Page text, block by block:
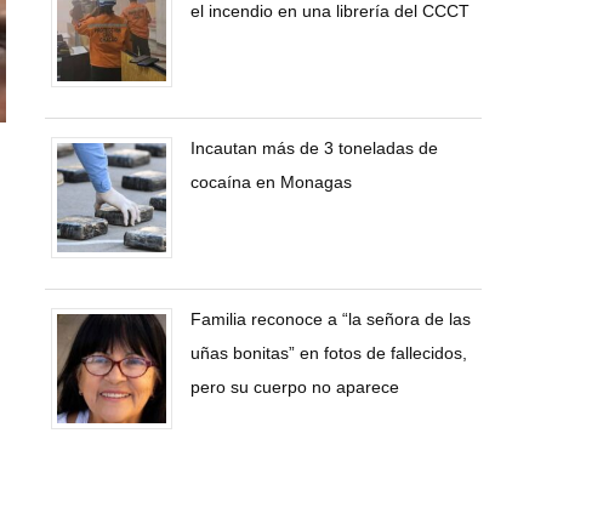
el incendio en una librería del CCCT
Incautan más de 3 toneladas de
cocaína en Monagas
Familia reconoce a “la señora de las
uñas bonitas” en fotos de fallecidos,
pero su cuerpo no aparece